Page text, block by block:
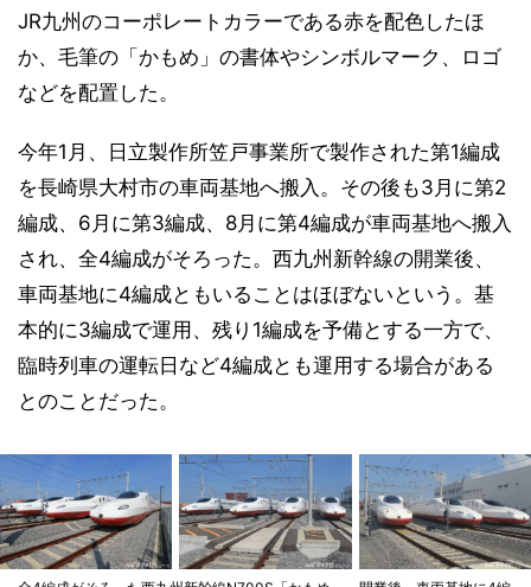
JR九州のコーポレートカラーである赤を配色したほ
か、毛筆の「かもめ」の書体やシンボルマーク、ロゴ
などを配置した。
今年1月、日立製作所笠戸事業所で製作された第1編成
を長崎県大村市の車両基地へ搬入。その後も3月に第2
編成、6月に第3編成、8月に第4編成が車両基地へ搬入
され、全4編成がそろった。西九州新幹線の開業後、
車両基地に4編成ともいることはほぼないという。基
本的に3編成で運用、残り1編成を予備とする一方で、
臨時列車の運転日など4編成とも運用する場合がある
とのことだった。